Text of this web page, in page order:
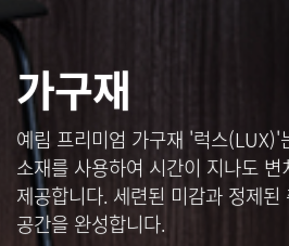
가구재
예림 프리미엄 가구재 '럭스(LUX)'
소재를 사용하여 시간이 지나도
제공합니다. 세련된 미감과 정제
공간을 완성합니다.